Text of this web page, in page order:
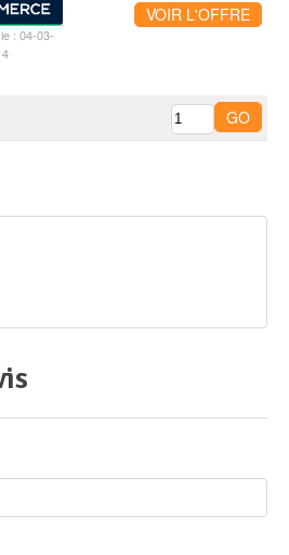
: 04-03-
VOIR L'OFFRE